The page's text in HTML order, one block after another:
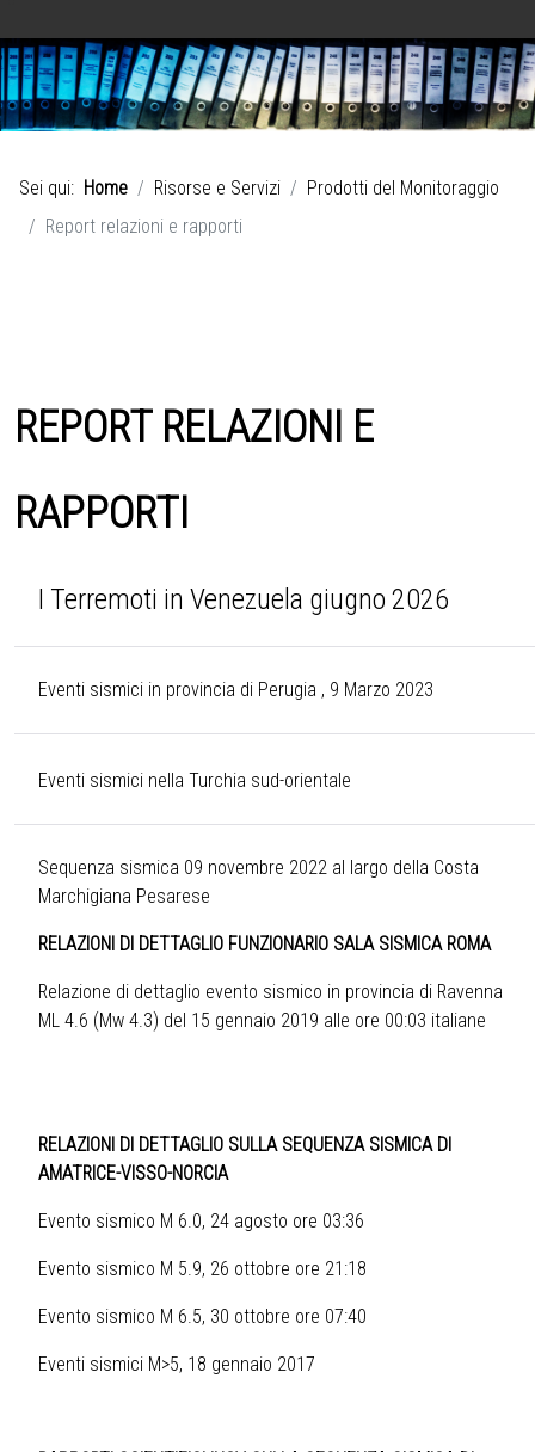
Sei qui: Home Risorse e Servizi
Prodotti del Monitoraggio
Report relazioni e rapporti
REPORT RELAZIONI E
RAPPORTI
I Terremoti in Venezuela giugno 2026
Eventi sismici in provincia di Perugia , 9 Marzo 2023
Eventi sismici nella Turchia sud-orientale
Sequenza sismica 09 novembre 2022 al largo della Costa
Marchigiana Pesarese
RELAZIONI DI DETTAGLIO FUNZIONARIO SALA SISMICA ROMA
Relazione di dettaglio evento sismico in provincia di Ravenna
ML 4.6 (Mw 4.3) del 15 gennaio 2019 alle ore 00:03 italiane
RELAZIONI DI DETTAGLIO SULLA SEQUENZA SISMICA DI
AMATRICE-VISSO-NORCIA
Evento sismico M 6.0, 24 agosto ore 03:36
Evento sismico M 5.9, 26 ottobre ore 21:18
Evento sismico M 6.5, 30 ottobre ore 07:40
Eventi sismici M>5, 18 gennaio 2017